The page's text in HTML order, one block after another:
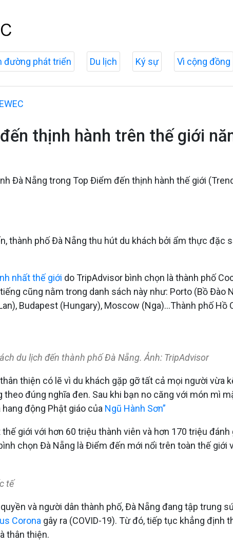
đường phát triển Du lịch Ký sự Vì cộng đồng
thịnh hành trên thế giới
Đà Nẵng trong Top Điểm đến thịnh hành thế giới
thành phố Đà Nẵng thu hút du khách bởi ẩm thực đặc
nhất thế giới do TripAdvisor bình chọn là thành phố
cũng nằm trong danh sách này như: Porto (Bồ Đào
Budapest (Hungary), Moscow (Nga)…Thành phố
du lịch đến thành phố Đà Nẵng. Ảnh: TripAdvisor
thiện có lẽ vì du khách gặp gỡ tất cả mọi người
đúng nghĩa đen. Sau khi bạn no căng với món mì
động Phật giáo của Ngũ Hành Sơn”
giới với hơn 60 triệu thành viên và hơn 170 triệu
chọn Đà Nẵng là Điểm đến mới nổi trên toàn thế giới
tế
và người dân thành phố, Đà Nẵng đang tập trung
Corona gây ra (COVID-19). Từ đó, tiếp tục khẳng
thân thiện.